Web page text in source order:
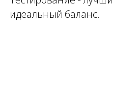
идеальный баланс.